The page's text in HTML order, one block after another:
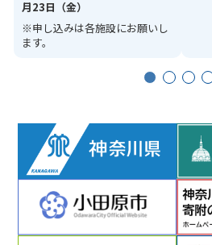
月23日（金）
※申し込みは各施設にお願いし
ます。